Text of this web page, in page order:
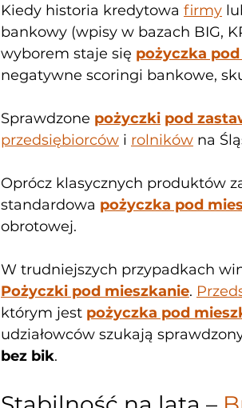
Kiedy historia kredytowa firmy
bankowy (wpisy w bazach BIG,
wyborem staje się pożyczka
negatywne scoringi bankowe,
Sprawdzone pożyczki pod
przedsiębiorców i rolników na
Oprócz klasycznych produktów
standardowa pożyczka pod
obrotowej.
W trudniejszych przypadkach
Pożyczki pod mieszkanie.
którym jest pożyczka pod
udziałowców szukają
bez bik.